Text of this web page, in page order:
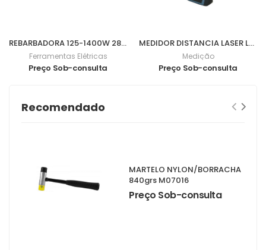
REBARBADORA 125-1400W 2800-11000Rpm 9565CVR
Ferramentas Elétricas
Preço Sob-consulta
MEDIDOR DISTANCIA LASER LD030P
Medição
Preço Sob-consulta
Recomendado
MARTELO NYLON/BORRACHA
840grs M07016
Preço Sob-consulta